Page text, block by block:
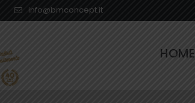
info@bmconcept.it
HOME